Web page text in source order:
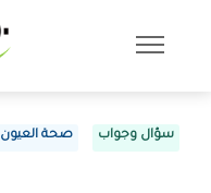
سؤال وجواب صحة العيون